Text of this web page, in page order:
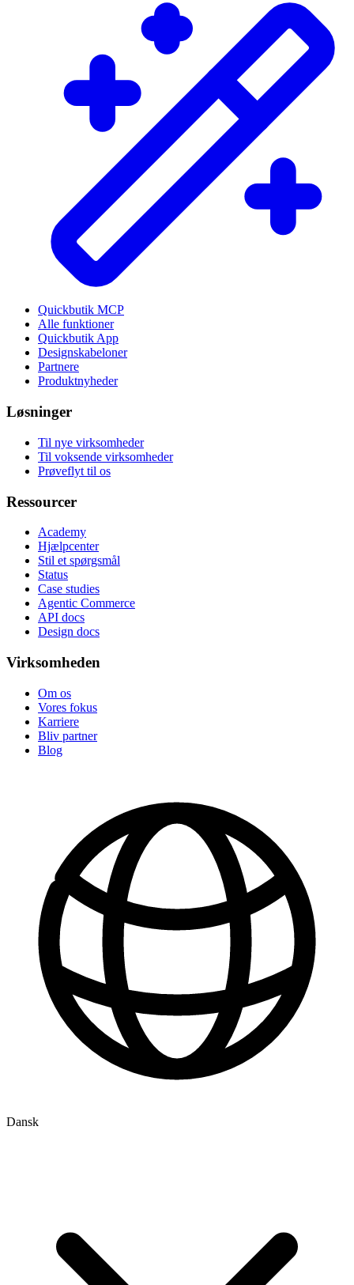
Quickbutik MCP
Alle funktioner
Quickbutik App
Designskabeloner
Partnere
Produktnyheder
Løsninger
Til nye virksomheder
Til voksende virksomheder
Prøveflyt til os
Ressourcer
Academy
Hjælpcenter
Stil et spørgsmål
Status
Case studies
Agentic Commerce
API docs
Design docs
Virksomheden
Om os
Vores fokus
Karriere
Bliv partner
Blog
Dansk